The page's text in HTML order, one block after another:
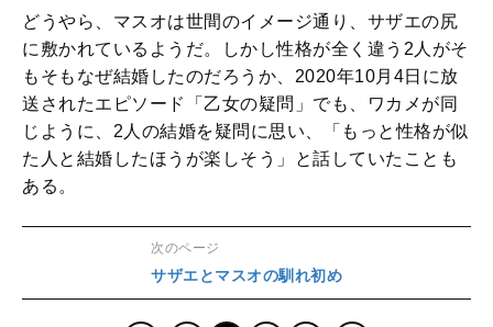
どうやら、マスオは世間のイメージ通り、サザエの尻
に敷かれているようだ。しかし性格が全く違う2人がそ
もそもなぜ結婚したのだろうか、2020年10月4日に放
送されたエピソード「乙女の疑問」でも、ワカメが同
じように、2人の結婚を疑問に思い、「もっと性格が似
た人と結婚したほうが楽しそう」と話していたことも
ある。
次のページ
サザエとマスオの馴れ初め